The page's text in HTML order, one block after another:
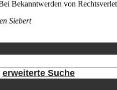
Bekanntwerden von
Siebert
erweiterte Suche